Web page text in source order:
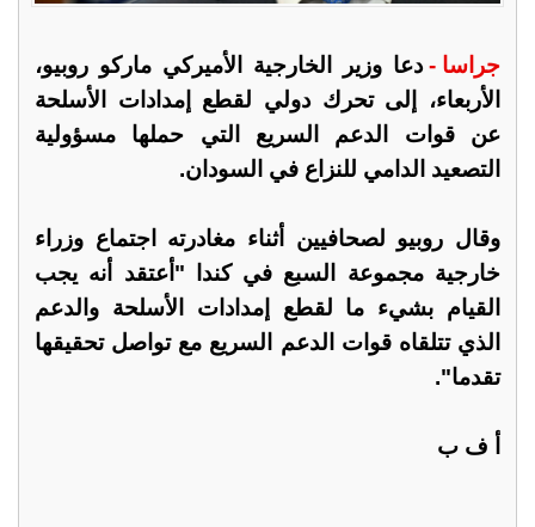
جراسا - دعا وزير الخارجية الأميركي ماركو روبيو،
الأربعاء، إلى تحرك دولي لقطع إمدادات الأسلحة
عن قوات الدعم السريع التي حملها مسؤولية
التصعيد الدامي للنزاع في السودان.
وقال روبيو لصحافيين أثناء مغادرته اجتماع وزراء
خارجية مجموعة السبع في كندا "أعتقد أنه يجب
القيام بشيء ما لقطع إمدادات الأسلحة والدعم
الذي تتلقاه قوات الدعم السريع مع تواصل تحقيقها
تقدما".
أ ف ب